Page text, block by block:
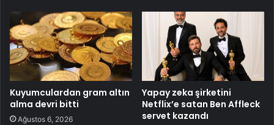
Kuyumculardan gram altın
alma devri bitti
Ağustos 6, 2026
Yapay zeka şirketini
Netflix’e satan Ben Affleck
servet kazandı